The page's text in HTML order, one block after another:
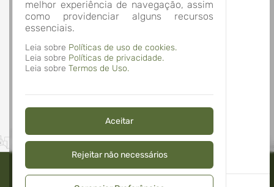
melhor experiência de navegação, assim
como providenciar alguns recursos
essenciais.
Leia sobre Políticas de uso de cookies.
Leia sobre Políticas de privacidade.
Leia sobre Termos de Uso.
Aceitar
Rejeitar não necessários
(05) 13742-1098
administracao@sobradinho-rs.com.br
Segunda-feira a Sexta-feira8:00 às 11:30 - 13:30 às 17:00